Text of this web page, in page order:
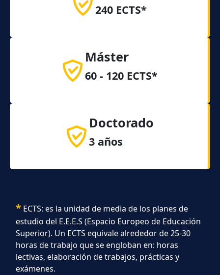
240 ECTS*
Máster
60 - 120 ECTS*
Doctorado
3 años
* ECTS: es la unidad de media de los planes de
estudio del E.E.E.S (Espacio Europeo de Educación
Superior). Un ECTS equivale alrededor de 25-30
horas de trabajo que se engloban en: horas
lectivas, elaboración de trabajos, prácticas y
exámenes.